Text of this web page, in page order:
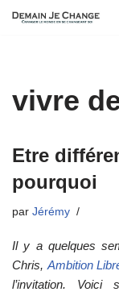
vivre
Etre
pourquoi
par Jérémy
Il y a quelques
Chris, Ambition
l’invitation. Voici